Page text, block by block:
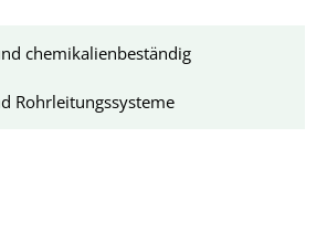
chemikalienbeständig
Rohrleitungssysteme